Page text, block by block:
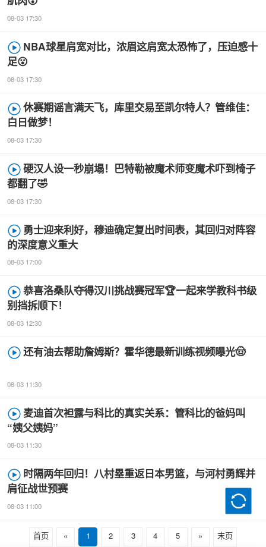
08-03 17:30
NBA球星肩宽对比，浓眉这肩宽太恐怖了，压迫感十
足😮
08-03 17:30
休赛期谣言满天飞，库里交易至凯尔特人？管维佳：
白日做梦！
08-03 17:30
硬汉人设一秒崩塌！巴特勒被魔术师变魔术吓到椅子
都翻了🤣
08-03 17:30
勇士迎来利好，穆迪确定复出时间表，其回归对阵容
的深度意义重大
08-03 17:00
恭喜洛桑队夺得汉川挑战赛冠军🏆一起来学教科书级
别挡拆顺下！
08-03 12:30
还有油去帮助詹姆斯？霍华德最新训练视频曝光🤠
08-03 11:30
麦迪首次袒露与科比的真实关系：管科比的爸妈叫
“姨父姨妈”
08-03 11:30
时隔两年回归！八村塁重返日本男篮，与河村勇辉并
肩征战世预赛
08-03 11:00
首页 « 1 2 3 4 5 » 末页